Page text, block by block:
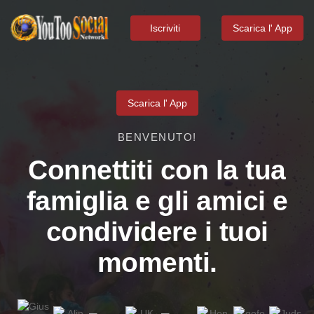
Iscriviti Scarica l' App
Scarica l' App
BENVENUTO!
Connettiti con la tua
famiglia e gli amici e
condividere i tuoi
momenti.